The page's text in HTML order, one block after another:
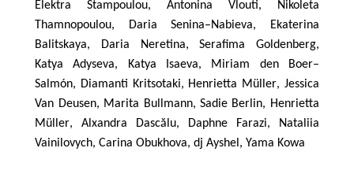
Elektra
Stampoulou,Antonina Vlouti,
Nikoleta
Thamnopoulou, Daria Senina–Nabieva,
Ekaterina
Balitskaya, Daria Neretina,Serafima Goldenberg,
Katya
Adyseva, Katya Isaeva, Miriam den Boer–
Salmón, Diamanti Kritsotaki, Henrietta Mü ller, Jessica
Van Deusen, Marita Bullmann, Sadie Berlin, Henrietta
Mü ller,Alxandra Dască lu, Daphne Farazi,
Nataliia
Vainilovych,Carina Obukhova,dj Ayshel ,Yama Kowa